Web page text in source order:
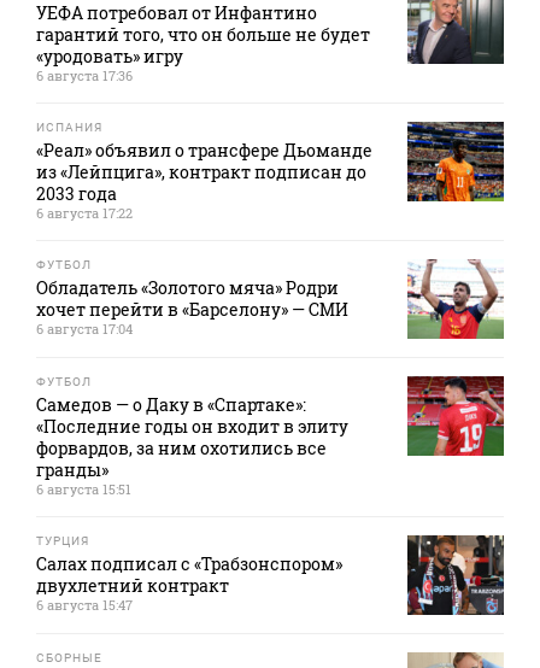
УЕФА потребовал от Инфантино
гарантий того, что он больше не будет
«уродовать» игру
6 августа 17:36
ИСПАНИЯ
«Реал» объявил о трансфере Дьоманде
из «Лейпцига», контракт подписан до
2033 года
6 августа 17:22
ФУТБОЛ
Обладатель «Золотого мяча» Родри
хочет перейти в «Барселону» — СМИ
6 августа 17:04
ФУТБОЛ
Самедов — о Даку в «Спартаке»:
«Последние годы он входит в элиту
форвардов, за ним охотились все
гранды»
6 августа 15:51
ТУРЦИЯ
Салах подписал с «Трабзонспором»
двухлетний контракт
6 августа 15:47
СБОРНЫЕ